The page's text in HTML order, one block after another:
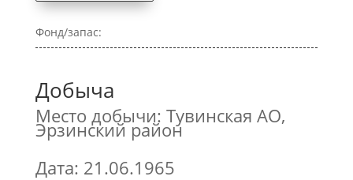
Фонд/запас:
Добыча
Место добычи: Тувинская АО,
Эрзинский район
Дата: 21.06.1965